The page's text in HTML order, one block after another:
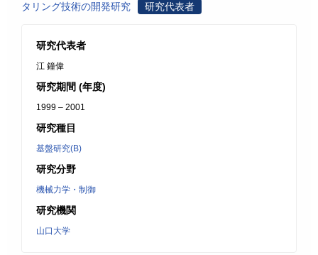
タリング技術の開発研究
研究代表者
研究代表者
江 鐘偉
研究期間 (年度)
1999 – 2001
研究種目
基盤研究(B)
研究分野
機械力学・制御
研究機関
山口大学